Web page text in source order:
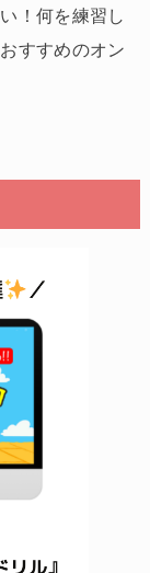
！何を練習し
すすめのオン